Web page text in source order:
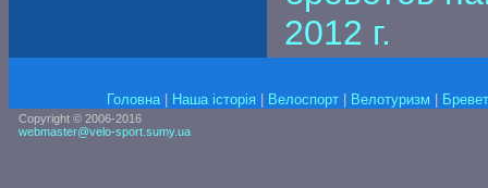
2012 г.
Головна| Наша історія Велоспорт| Велотуризм
Copyright © 2006-2016
webmaster@velo-sport.sumy.ua